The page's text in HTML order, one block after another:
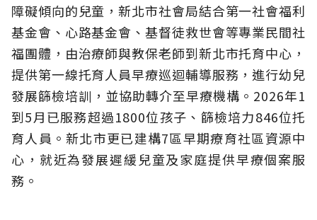
障礙傾向的兒童，新北市社會局結合第一社會福利
基金會、心路基金會、基督徒救世會等專業民間社
福團體，由治療師與教保老師到新北市托育中心，
提供第一線托育人員早療巡迴輔導服務，進行幼兒
發展篩檢培訓，並協助轉介至早療機構。2026年1
到5月已服務超過1800位孩子、篩檢培力846位托
育人員。新北市更已建構7區早期療育社區資源中
心，就近為發展遲緩兒童及家庭提供早療個案服
務。